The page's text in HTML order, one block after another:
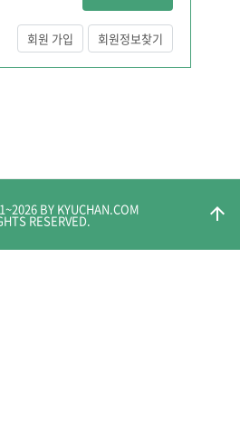
회원 가입 회원정보찾기
arrow_upward
2026 BY KYUCHAN.COM
RESERVED.